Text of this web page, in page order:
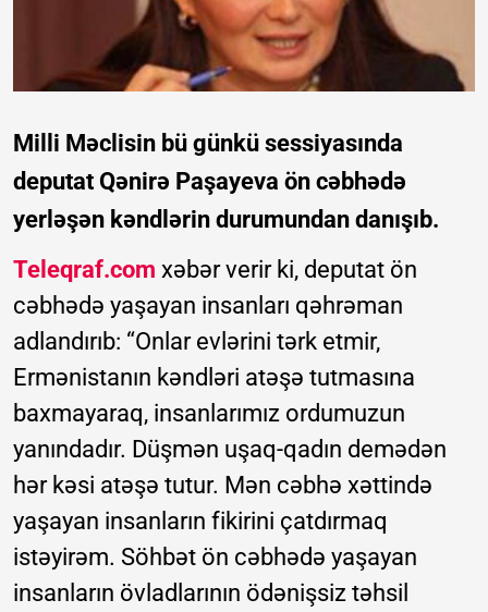
Milli Məclisin bü günkü sessiyasında
deputat Qənirə Paşayeva ön cəbhədə
yerləşən kəndlərin durumundan danışıb.
Teleqraf.com xəbər verir ki, deputat ön
cəbhədə yaşayan insanları qəhrəman
adlandırıb: “Onlar evlərini tərk etmir,
Ermənistanın kəndləri atəşə tutmasına
baxmayaraq, insanlarımız ordumuzun
yanındadır. Düşmən uşaq-qadın demədən
hər kəsi atəşə tutur. Mən cəbhə xəttində
yaşayan insanların fikirini çatdırmaq
istəyirəm. Söhbət ön cəbhədə yaşayan
insanların övladlarının ödənişsiz təhsil